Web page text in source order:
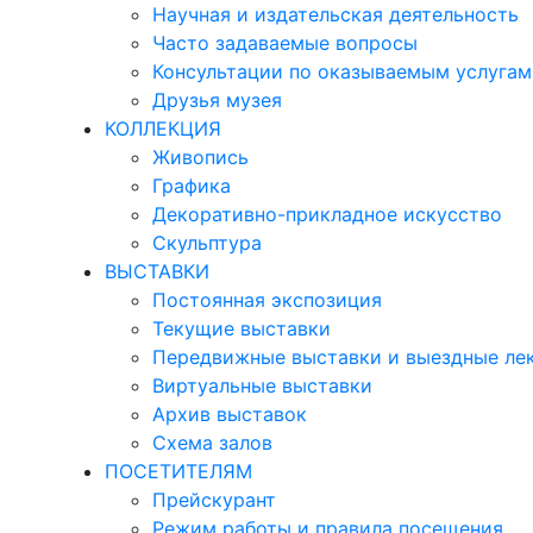
Научная и издательская деятельность
Часто задаваемые вопросы
Консультации по оказываемым услугам
Друзья музея
КОЛЛЕКЦИЯ
Живопись
Графика
Декоративно-прикладное искусство
Скульптура
ВЫСТАВКИ
Постоянная экспозиция
Текущие выставки
Передвижные выставки и выездные
Виртуальные выставки
Архив выставок
Схема залов
ПОСЕТИТЕЛЯМ
Прейскурант
Режим работы и правила посещения